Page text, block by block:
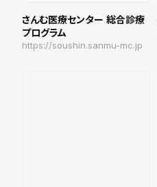
さんむ医療センター 総合診療
プログラム
https://soushin.sanmu-mc.jp